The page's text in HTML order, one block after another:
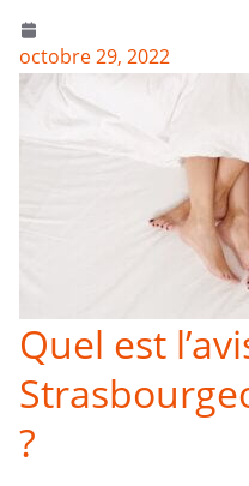
octobre 29, 2022
Quel est
?